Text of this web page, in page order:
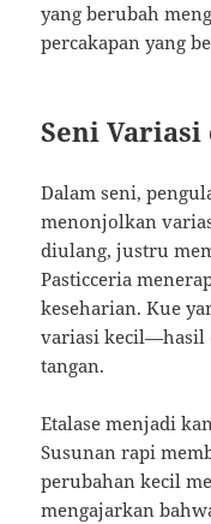
yang berubah
percakapan yang
Seni Variasi
Dalam seni,
menonjolkan
diulang, justru
Pasticceria
keseharian. Kue
variasi kecil—hasil
tangan.
Etalase menjadi
Susunan rapi
perubahan kecil
mengajarkan